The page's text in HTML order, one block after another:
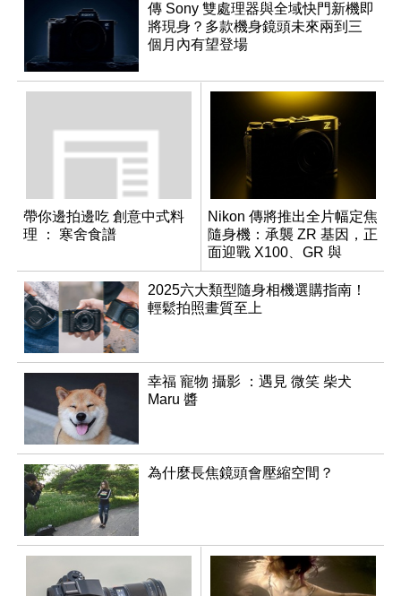
傳 Sony 雙處理器與全域快門新機即
將現身？多款機身鏡頭未來兩到三
個月內有望登場
帶你邊拍邊吃 創意中式料
理 ： 寒舍食譜
Nikon 傳將推出全片幅定焦
隨身機：承襲 ZR 基因，正
面迎戰 X100、GR 與
RX1R 系列
2025六大類型隨身相機選購指南！
輕鬆拍照畫質至上
幸福 寵物 攝影 ：遇見 微笑 柴犬
Maru 醬
為什麼長焦鏡頭會壓縮空間？